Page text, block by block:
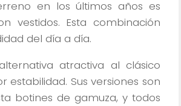
en los últimos años es
vestidos. Esta combinación
del día a día.
atractiva al clásico
Sus versiones son
botines de gamuza, y todos